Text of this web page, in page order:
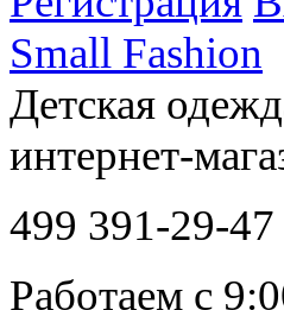
Small Fashion
Детская
интернет-
499 391-29-47
Работаем с